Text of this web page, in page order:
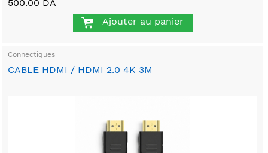
500.00 DA
Ajouter au panier
Connectiques
CABLE HDMI / HDMI 2.0 4K 3M